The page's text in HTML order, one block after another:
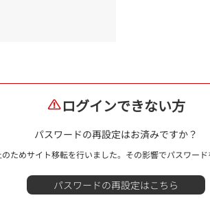
ログインできない方
パスワードの再設定はお済みですか？
ためサイト移転を行いました。その影響でパスワード